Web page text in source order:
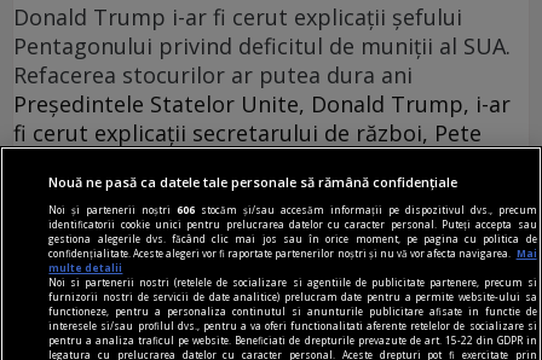
Donald Trump i-ar fi cerut explicații șefului
Pentagonului privind deficitul de muniții al SUA.
Refacerea stocurilor ar putea dura ani
Președintele Statelor Unite, Donald Trump, i-ar
fi cerut explicații secretarului de război, Pete
armatei americane, în contextul conflictului cu
Iranul, relatează The Washington Post, citând
surse familiarizate cu discuțiile.
Nouă ne pasă ca datele tale personale să rămână confidențiale
Noi și partenerii noștri606 stocăm și/sau accesăm informații pe dispozitivul dvs., precum
identificatorii cookie unici pentru prelucrarea datelor cu caracter personal. Puteți accepta sau
gestiona alegerile dvs. făcând clic mai jos sau în orice moment, pe pagina cu politica de
confidențialitate. Aceste alegeri vor fi raportate partenerilor noștri și nu vă vor afecta navigarea.
Mai
multe detalii
Noi si partenerii nostri (retelele de socializare si agentiile de publicitate partenere, precum si
furnizorii nostri de servicii de date analitice) prelucram date pentru a permite website-ului sa
functioneze, pentru a personaliza continutul si anunturile publicitare afisate in functie de
interesele si/sau profilul dvs., pentru a va oferi functionalitati aferente retelelor de socializare si
pentru a analiza traficul pe website. Beneficiati de drepturile prevazute de art. 15-22 din GDPR in
legatura cu prelucrarea datelor cu caracter personal. Aceste drepturi pot fi exercitate prin